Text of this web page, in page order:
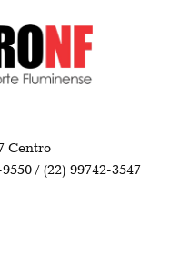
Centro
/ (22) 99742-3547